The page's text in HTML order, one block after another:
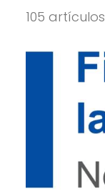
105 artículos